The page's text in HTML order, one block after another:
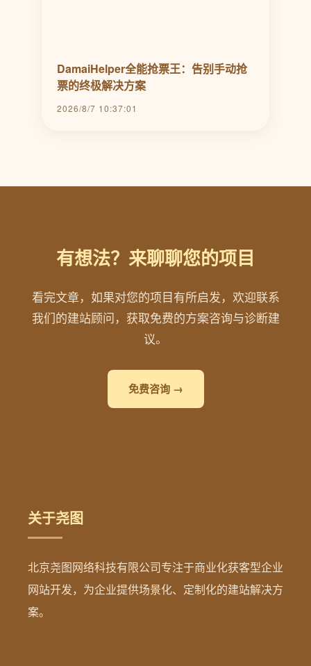
DamaiHelper全能抢票王：告别手动抢
票的终极解决方案
2026/8/7 10:37:01
有想法？来聊聊您的项目
看完文章，如果对您的项目有所启发，欢迎联系
我们的建站顾问，获取免费的方案咨询与诊断建
议。
免费咨询 →
关于尧图
北京尧图网络科技有限公司专注于商业化获客型企业
网站开发，为企业提供场景化、定制化的建站解决方
案。